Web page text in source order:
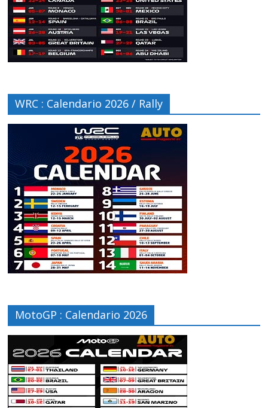
WRC : Calendario 2026 / Rally
MotoGP : Calendario 2026